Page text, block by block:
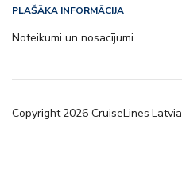
PLAŠĀKA INFORMĀCIJA
Noteikumi un nosacījumi
Copyright2026 CruiseLines Latvia